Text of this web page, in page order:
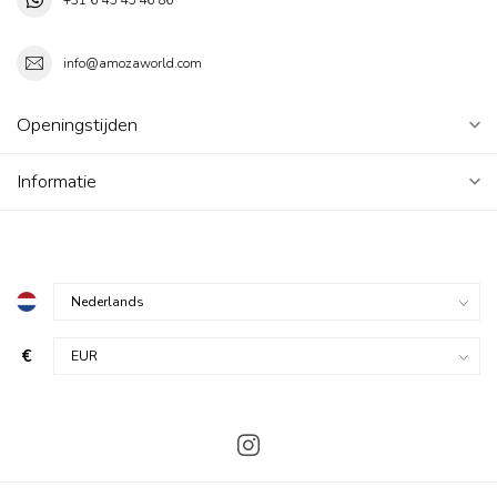
info@amozaworld.com
Openingstijden
Informatie
€